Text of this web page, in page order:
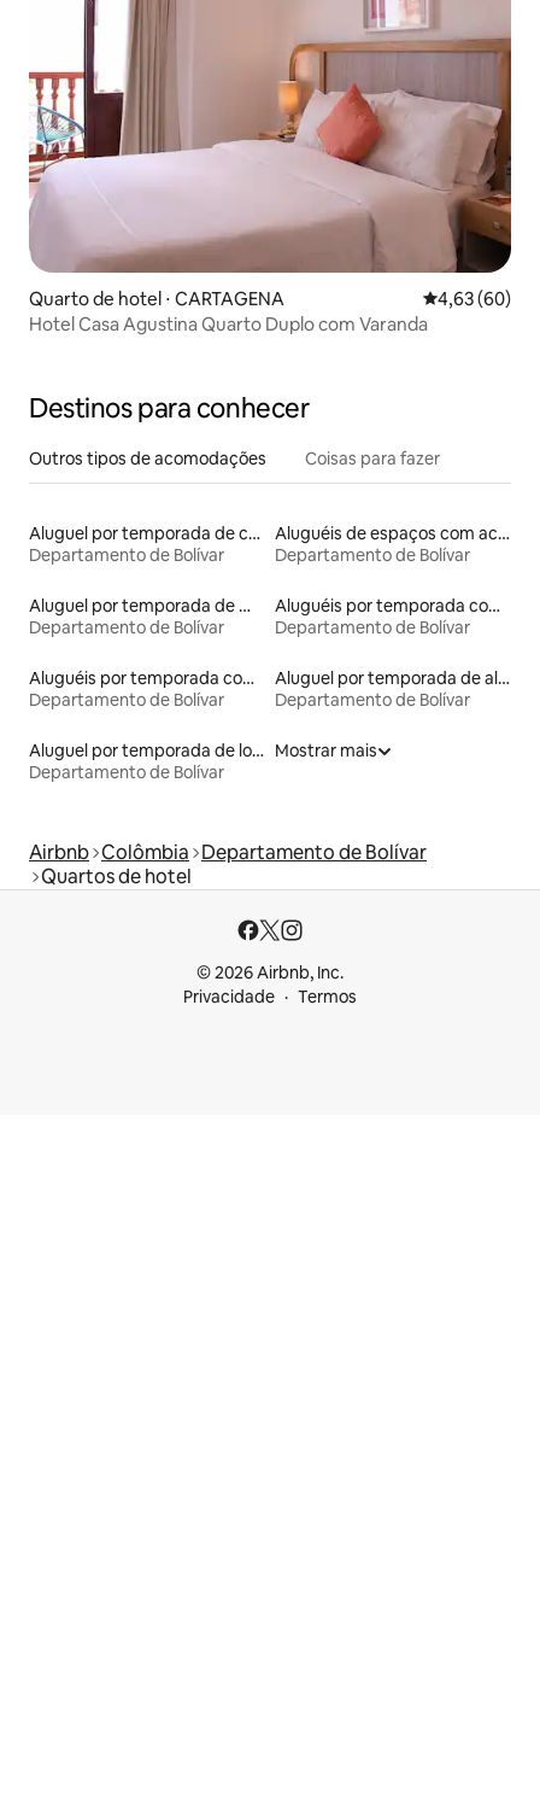
Quarto de hotel ⋅ CARTAGENA 4,63 de uma
4,63 (60)
Hotel Casa Agustina Quarto Duplo com Varanda
Destinos para conhecer
Outros tipos de acomodações Coisas para fazer
Aluguel por temporada de casas de veraneio
Departamento de Bolívar
Aluguéis de espaços com acesso direto a pistas de esqui
Departamento de Bolívar
Aluguel por temporada de microcasas
Departamento de Bolívar
Aluguéis por temporada com sauna
Departamento de Bolívar
Aluguéis por temporada com banheira de hidromassagem
Departamento de Bolívar
Aluguel por temporada de alojamentos ecológicos
Departamento de Bolívar
Aluguel por temporada de lofts
Departamento de Bolívar
Mostrar mais
Airbnb Colômbia Departamento de Bolívar
Quartos de hotel
© 2026 Airbnb, Inc.
Privacidade
Termos